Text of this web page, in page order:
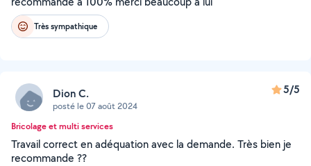
Très sympathique
Dion C.
posté le 07 août 2024
5/5
Bricolage et multi services
Travail correct en adéquation avec la demande. Très bien je
recommande ??